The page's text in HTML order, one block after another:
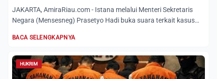
JAKARTA, AmiraRiau.com - Istana melalui Menteri Sekretaris
Negara (Mensesneg) Prasetyo Hadi buka suara terkait kasus
BACA SELENGKAPNYA
HUKRIM